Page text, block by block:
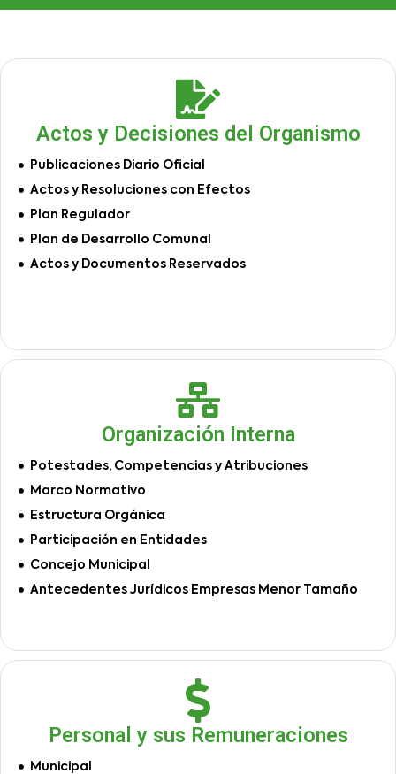
Actos y Decisiones del Organismo
Publicaciones Diario Oficial
Actos y Resoluciones con Efectos
Plan Regulador
Plan de Desarrollo Comunal
Actos y Documentos Reservados
Organización Interna
Potestades, Competencias y Atribuciones
Marco Normativo
Estructura Orgánica
Participación en Entidades
Concejo Municipal
Antecedentes Jurídicos Empresas Menor Tamaño
Personal y sus Remuneraciones
Municipal